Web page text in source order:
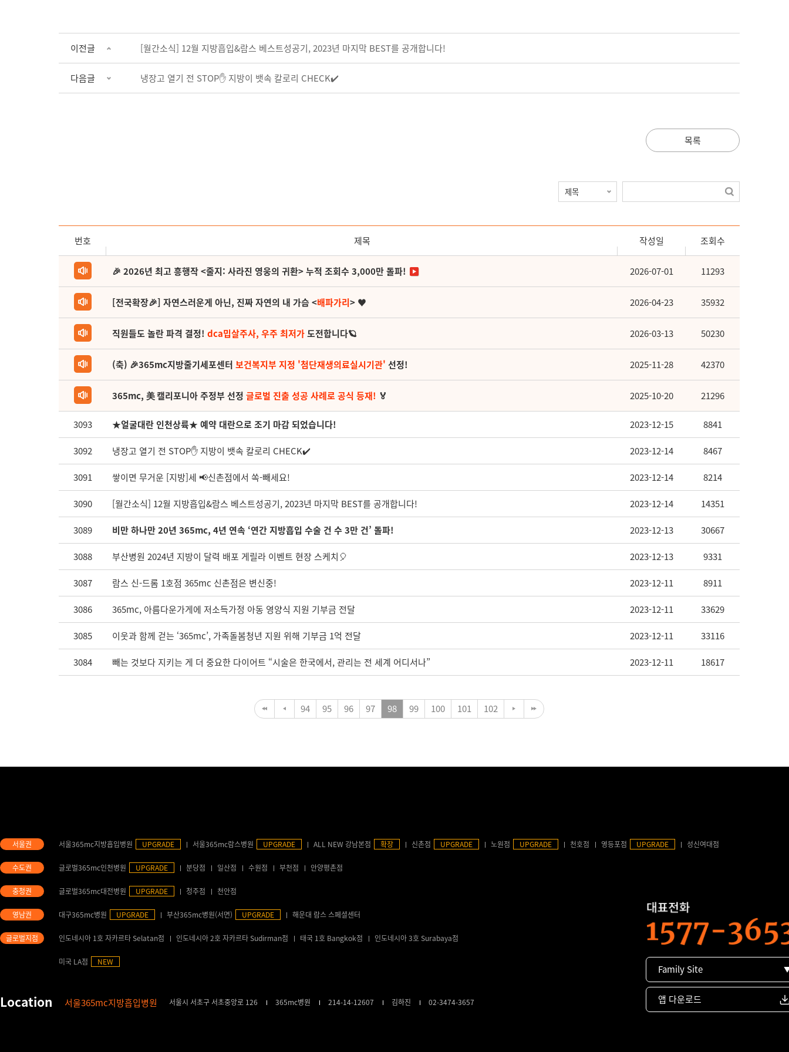
이전글 [월간소식] 12월 지방흡입&람스 베스트성공기, 2023년 마지막 BEST를 공개합니다!
다음글 냉장고 열기 전 STOP✋ 지방이 뱃속 칼로리 CHECK✔️
목록
번호 제목 작성일 조회수
🎉 2026년 최고 흥행작 <줄지: 사라진 영웅의 귀환> 누적 조회수 3,000만 돌파! 2026-07-01 11293
[전국확장🎉] 자연스러운게 아닌, 진짜 자연의 내 가슴 <배파가리> ♥ 2026-04-23 35932
직원들도 놀란 파격 결정! dca밉살주사, 우주 최저가도전합니다🪐 2026-03-13 50230
(축) 🎉365mc지방줄기세포센터 보건복지부 지정 '첨단재생의료실시기관' 선정! 2025-11-28 42370
365mc, 美 캘리포니아 주정부 선정 글로벌 진출 성공 사례로 공식 등재! 🏅 2025-10-20 21296
3093 ★얼굴대란 인천상륙★ 예약 대란으로 조기 마감 되었습니다! 2023-12-15 8841
3092 냉장고 열기 전 STOP✋ 지방이 뱃속 칼로리 CHECK✔️ 2023-12-14 8467
3091 쌓이면 무거운 [지방]세 📢신촌점에서 쏙-빼세요! 2023-12-14 8214
3090 [월간소식] 12월 지방흡입&람스 베스트성공기, 2023년 마지막 BEST를 공개합니다! 2023-12-14 14351
3089 비만 하나만 20년 365mc, 4년 연속 ‘연간 지방흡입 수술 건 수 3만 건’ 돌파! 2023-12-13 30667
3088 부산병원 2024년 지방이 달력 배포 게릴라 이벤트 현장 스케치🎈 2023-12-13 9331
3087 람스 신-드롬 1호점 365mc 신촌점은 변신중! 2023-12-11 8911
3086 365mc, 아름다운가게에 저소득가정 아동 영양식 지원 기부금 전달 2023-12-11 33629
3085 이웃과 함께 걷는 ‘365mc’, 가족돌봄청년 지원 위해 기부금 1억 전달 2023-12-11 33116
3084 빼는 것보다 지키는 게 더 중요한 다이어트 “시술은 한국에서, 관리는 전 세계 어디서나” 2023-12-11 18617
94 95 96 97 98 99 100 101 102
서울365mc지방흡입병원 UPGRADE 서울365mc람스병원 UPGRADE ALL NEW 강남본점 확장 신촌점 UPGRADE 노원점 UPGRADE 천호점 영등포점 UPGRADE 성신여대점
글로벌365mc인천병원 UPGRADE 분당점 일산점 수원점 부천점 안양평촌점
글로벌365mc대전병원 UPGRADE 청주점 천안점
대구365mc병원 UPGRADE 부산365mc병원(서면) UPGRADE 해운대 람스 스페셜센터
인도네시아 1호 자카르타 Selatan점 인도네시아 2호 자카르타 Sudirman점 태국 1호 Bangkok점 인도네시아 3호 Surabaya점
미국 LA점 NEW
서울365mc지방흡입병원 서울시 서초구 서초중앙로 126 365mc병원 214-14-12607 김하진 02-3474-3657
Family Site
앱 다운로드